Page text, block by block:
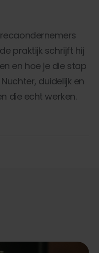
praktijk schrijft hij
en hoe je die stap
duidelijk en
die echt werken.